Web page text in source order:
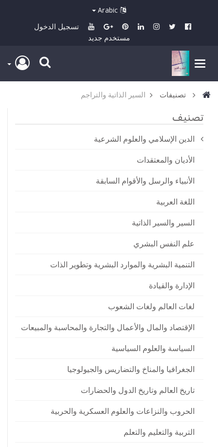
تسجيل الدخول
مستخدم جديد
تصنيفات السير الذاتية والتراجم
تصنيف
الدين الإسلامي والعلوم الشرعية
الأديان والمعتقدات
الأنبياء والرسل والأقوام السابقة
اللغة العربية
السير والسير الذاتية
علم النفس البشري
التنمية البشرية والموارد البشرية وتطوير الذات
الإدارة والقيادة
لغات العالم ولغات الشعوب
الإقتصاد والمال والأعمال والتجارة والمحاسبة والمبيعات
السياسة والعلوم السياسية
الجغرافيا والمناخ والتضاريس والجيولوجيا
تاريخ العالم وتاريخ الدول والحضارات
الحروب والنزاعات والعلوم العسكرية والحربية
التربية والتعليم والتعلم